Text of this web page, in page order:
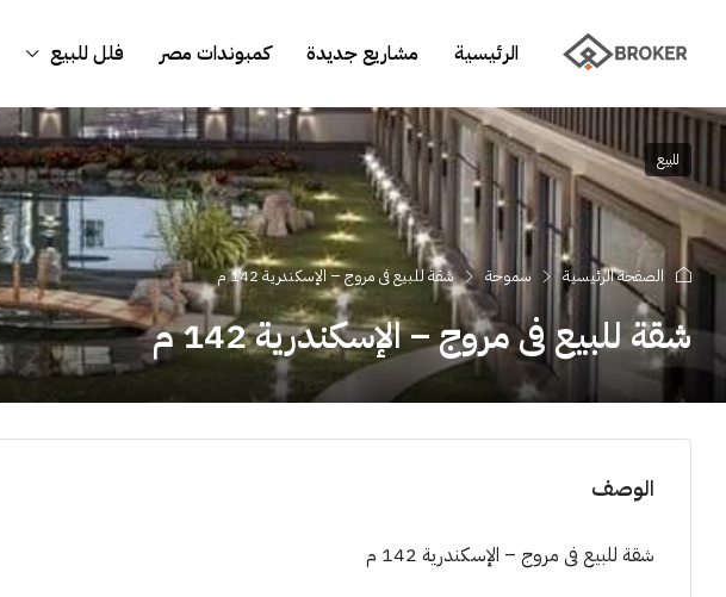
الرئيسية مشاريع جديدة كمبوندات مصر فلل للبيع
للبيع
الصفحة الرئيسية سموحة شقة للبيع فى مروج – الإسكندرية 142 م
شقة للبيع فى مروج – الإسكندرية 142 م
الوصف
شقة للبيع فى مروج – الإسكندرية 142 م